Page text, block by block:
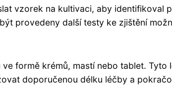
vzorek na kultivaci, aby identifikoval
provedeny další testy ke zjištění
formě krémů, mastí nebo tablet. Tyto
doporučenou délku léčby a